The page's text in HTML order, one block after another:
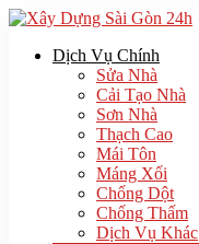
Dịch Vụ Chính
Sửa Nhà
Cải Tạo Nhà
Sơn Nhà
Thạch Cao
Mái Tôn
Máng Xối
Chống Dột
Chống Thấm
Dịch Vụ Khác